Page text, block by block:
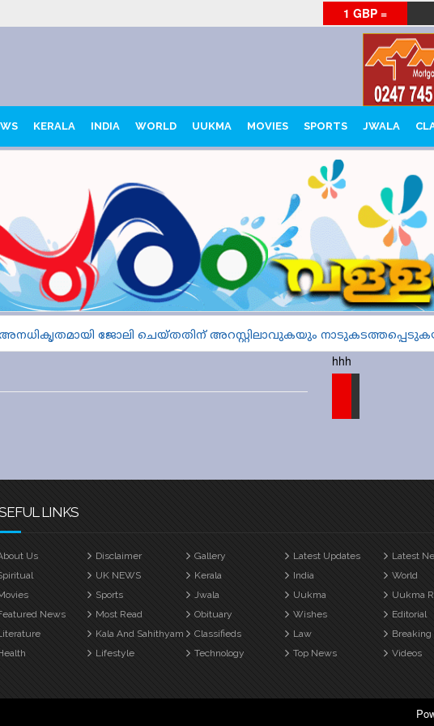
1 GBP =
KERALA INDIA WORLD UUKMA MOVIES SPORTS JWALA
ജോലി ചെയ്തതിന് അറസ്റ്റിലാവുകയും
hhh
LINKS
Us Disclaimer Gallery Latest Updates Latest
UK NEWS Kerala India World
Sports Jwala Uukma Uukma
News
Most Read Obituary Wishes Editorial
Kala And Sahithyam Classifieds Law
Lifestyle Technology Top News Videos